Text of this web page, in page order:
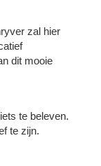
zal hier
dit mooie
te beleven.
te zijn.